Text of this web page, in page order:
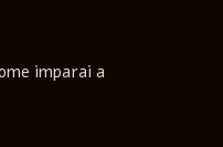
imparai a